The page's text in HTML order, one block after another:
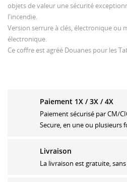
objets de valeur une sécurité
l'incendie.
Version serrure à clés, électronique ou
électronique.
Ce coffre est agréé Douanes pour les
Paiement 1X / 3X / 4X
Paiement sécurisé par CM/
Secure, en une ou plusieurs
Livraison
La livraison est gratuite,